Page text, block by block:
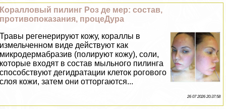
Коралловый пилинг Роз де мер: состав,
противопоказания, процеДypa
Травы регенерируют кожу, кораллы в
измельченном виде действуют как
микродермабразив (полируют кожу), соли,
которые входят в состав мыльного пилинга
способствуют дегидратации клеток рогового
слоя кожи, затем они отторгаются...
26 07 2026 20:37:58